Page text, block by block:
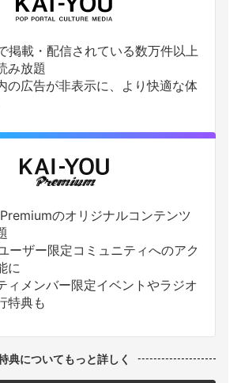
掲載・配信されている数万件以上
み放題
の広告が非表示に、より快適な体
のオリジナルコンテンツ
ーザー限定コミュニティへのアク
に
ィメンバー限定イベントやラジオ
特典も
典についてもっと詳しく